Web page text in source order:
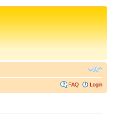
FAQ Login